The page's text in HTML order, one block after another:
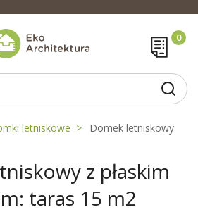
letniskowe
Domek letniskowy
z płaskim
taras 15 m2